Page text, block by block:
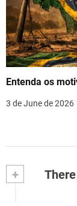
Entenda os
3 de June de 2026
+